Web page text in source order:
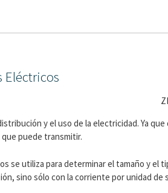
Eléctricos
y el uso de la electricidad. Ya
puede transmitir.
se utiliza para determinar el tamaño y el
sino sólo con la corriente por unidad